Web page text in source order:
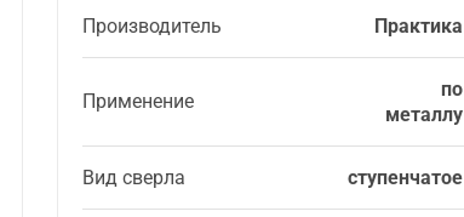
Производитель Практика
Применение
по
металлу
Вид сверла ступенчатое